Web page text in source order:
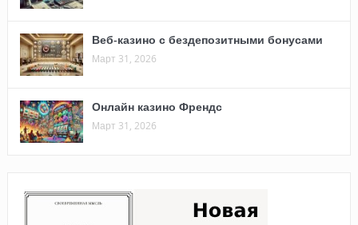
Веб-казино с бездепозитными бонусами
Март 31, 2026
Онлайн казино Френдс
Март 31, 2026